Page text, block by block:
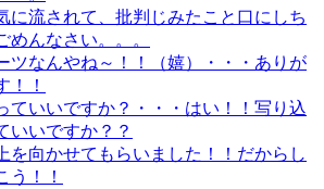
に流されて、批判じみたこと口にしち
めんなさい。。。
ツなんやね～！！（嬉）・・・ありが
！！
ていいですか？・・・はい！！写り込
いいですか？？
を向かせてもらいました！！だからし
う！！